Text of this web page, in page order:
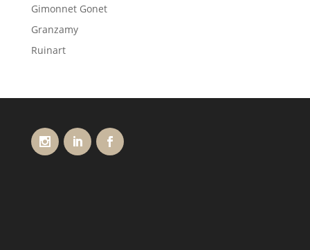
Gimonnet Gonet
Granzamy
Ruinart